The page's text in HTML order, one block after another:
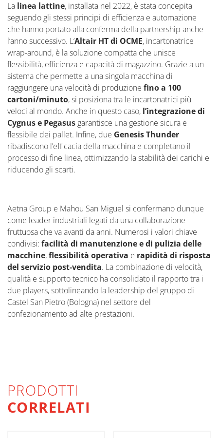
La linea lattine, installata nel 2022, è stata concepita
seguendo gli stessi principi di efficienza e automazione
che hanno portato alla conferma della partnership anche
l’anno successivo. L’Altair HT di OCME, incartonatrice
wrap-around, è la soluzione compatta che unisce
flessibilità, efficienza e capacità di magazzino. Grazie a un
sistema che permette a una singola macchina di
raggiungere una velocità di produzione fino a 100
cartoni/minuto, si posiziona tra le incartonatrici più
veloci al mondo. Anche in questo caso, l’integrazione di
Cygnus e Pegasus garantisce una gestione sicura e
flessibile dei pallet. Infine, due Genesis Thunder
ribadiscono l’efficacia della macchina e completano il
processo di fine linea, ottimizzando la stabilità dei carichi e
riducendo gli scarti.
Aetna Group e Mahou San Miguel si confermano dunque
come leader industriali legati da una collaborazione
fruttuosa che va avanti da anni. Numerosi i valori chiave
condivisi: facilità di manutenzione e di pulizia delle
macchine,flessibilità operativa e rapidità di risposta
del servizio post-vendita. La combinazione di velocità,
qualità e supporto tecnico ha consolidato il rapporto tra i
due players, sottolineando la leadership del gruppo di
Castel San Pietro (Bologna) nel settore del
confezionamento ad alte prestazioni.
PRODOTTI
CORRELATI